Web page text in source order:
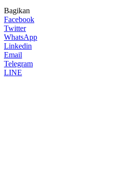
Bagikan
Facebook
Twitter
WhatsApp
Linkedin
Email
Telegram
LINE